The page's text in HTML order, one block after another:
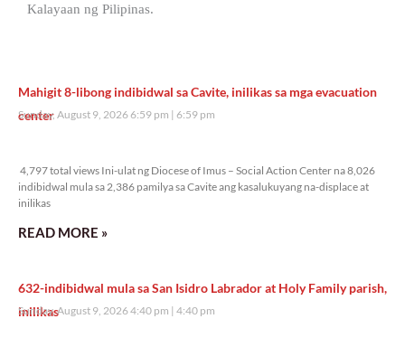
Kalayaan ng Pilipinas.
Mahigit 8-libong indibidwal sa Cavite, inilikas sa mga evacuation
center
Sunday, August 9, 2026 6:59 pm 6:59 pm
4,797 total views Ini-ulat ng Diocese of Imus – Social Action Center na 8,026
indibidwal mula sa 2,386 pamilya sa Cavite ang kasalukuyang na-displace at
inilikas
READ MORE »
632-indibidwal mula sa San Isidro Labrador at Holy Family parish,
inilikas
Sunday, August 9, 2026 4:40 pm 4:40 pm